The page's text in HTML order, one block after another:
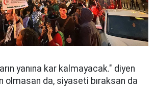
yanına kar kalmayacak." diyen
olmasan da, siyaseti bıraksan da